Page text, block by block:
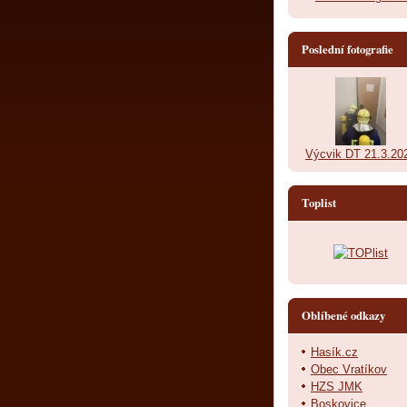
Poslední fotografie
Výcvik DT
Toplist
Oblíbené odkazy
Hasík.cz
Obec Vratíkov
HZS JMK
Boskovice